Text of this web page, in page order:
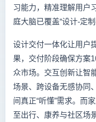
习能力，精准理解用户
庭大脑已覆盖“设计-定制
设计交付一体化让用户
果，交付阶段确保方案
众市场。交互创新让智
场景、跨设备无感协同
间真正“听懂”需求。而
至出行、康养与社区场